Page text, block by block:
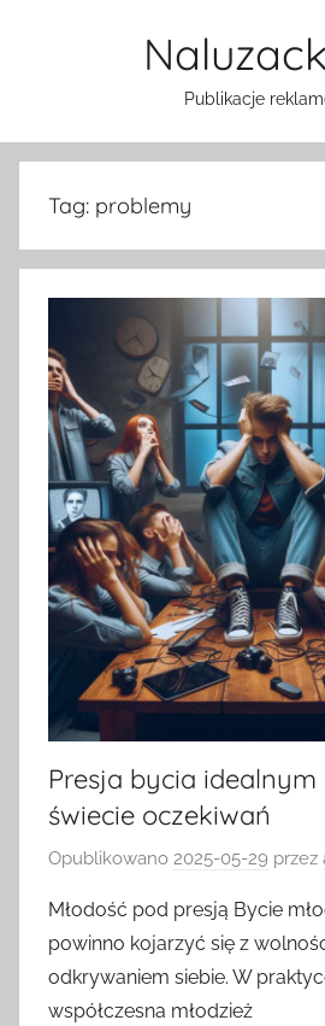
Publikacje
Tag: problemy
Presja bycia idealnym
świecie oczekiwań
Opublikowano 2025-05-29 przez
Młodość pod presją Bycie
powinno kojarzyć się z
odkrywaniem siebie. W
współczesna młodzież